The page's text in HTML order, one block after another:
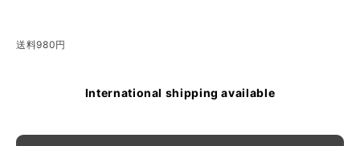
送料980円
International shipping available